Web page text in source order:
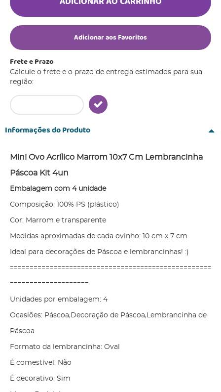
Adicionar aos Favoritos
Frete e Prazo
Calcule o frete e o prazo de entrega estimados para sua
região:
Informações do Produto
Mini Ovo Acrílico Marrom 10x7 Cm Lembrancinha
Páscoa Kit 4un
Embalagem com 4 unidade
Composição: 100% PS (plástico)
Cor: Marrom e transparente
Medidas aproximadas de cada ovinho: 10 cm x 7 cm
Ideal para decorações de Páscoa e lembrancinhas! :)
===================================================
====================
Unidades por embalagem: 4
Ocasiões: Páscoa,Decoração de Páscoa,Lembrancinha de
Páscoa
Formato da lembrancinha: Oval
É comestível: Não
É decorativo: Sim